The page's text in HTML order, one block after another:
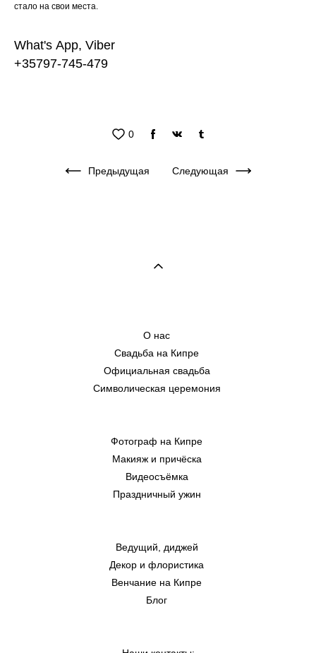
стало на свои места.
What's App, Viber
+35797-745-479
0
Предыдущая Следующая
О нас
Свадьба на Кипре
Официальная свадьба
Символическая церемония
Фотограф на Кипре
Макияж и причёска
Видеосъёмка
Праздничный ужин
Ведущий, диджей
Декор и флористика
Венчание на Кипре
Блог